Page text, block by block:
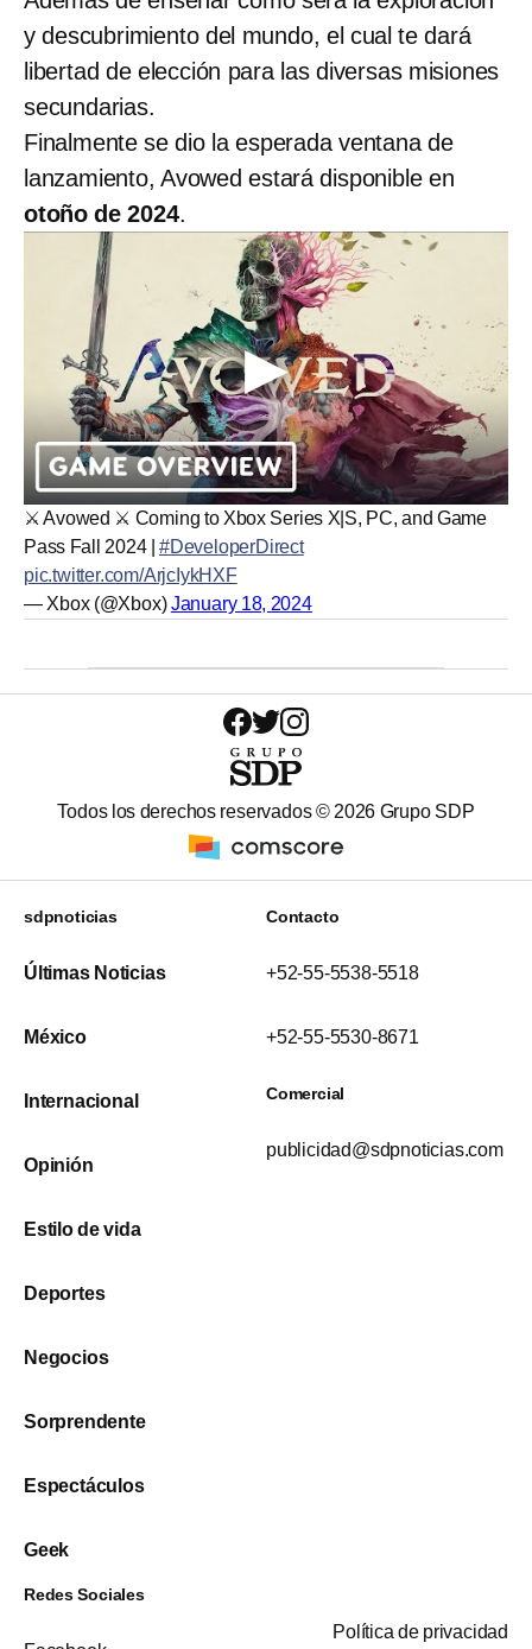
y descubrimiento del mundo, el cual te dará
libertad de elección para las diversas misiones
secundarias.
Finalmente se dio la esperada ventana de
lanzamiento, Avowed estará disponible en
otoño de 2024.
⚔️ Avowed ⚔️ Coming to Xbox Series X|S, PC, and Game
Pass Fall 2024 |#DeveloperDirect
pic.twitter.com/ArjcIykHXF
— Xbox (@Xbox)January 18, 2024
Todos los derechos reservados © 2026 Grupo SDP
sdpnoticias
Últimas Noticias
México
Internacional
Opinión
Estilo de vida
Deportes
Negocios
Sorprendente
Espectáculos
Geek
Contacto
+52-55-5538-5518
+52-55-5530-8671
Comercial
publicidad@sdpnoticias.com
Redes Sociales
Política de privacidad